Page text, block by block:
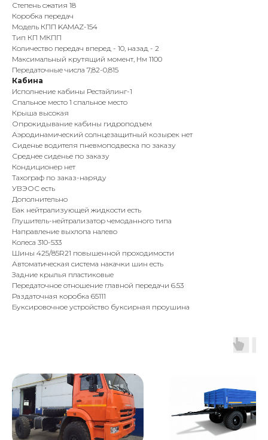
Степень сжатия 18
Коробка передач
Модель КПП KAMAZ-154
Тип КП МКПП
Количество передач вперед - 10, назад - 2
Максимальный крутящий момент, Нм 1100
Передаточные числа 7,82-0,815
Кабина
Исполнение кабины Рестайлинг-1
Спальное место 1 спальное место
Крыша высокая
Опрокидывание кабины гидроподъем
Аэродинамический солнцезащитный козырек нет
Сиденье водителя пневмоподвеска по заказу
Среднее сиденье по заказу
Кондиционер нет
Тахограф по заказ-наряду
УВЭОС есть
Дополнительно
Бак нейтрализующей жидкости есть
Глушитель-нейтрализатор чемоданного типа
Направление выхлопа налево
Колеса 310-533
Шины 425/85R21 повышенной проходимости
Автоматическая система накачки шин есть
Задние крылья пластиковые
Передаточное отношение главной передачи 6.53
Раздаточная коробка 65111
Буксировочное устройство буксирная проушина